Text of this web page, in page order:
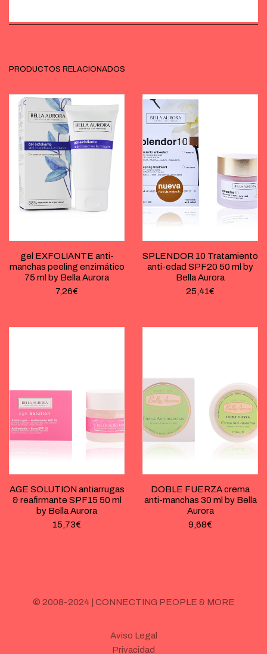
PRODUCTOS RELACIONADOS
gel EXFOLIANTE anti-
manchas peeling enzimático
75 ml by Bella Aurora
7,26€
SPLENDOR 10 Tratamiento
anti-edad SPF20 50 ml by
Bella Aurora
25,41€
AGE SOLUTION antiarrugas
& reafirmante SPF15 50 ml
by Bella Aurora
15,73€
DOBLE FUERZA crema
anti-manchas 30 ml by Bella
Aurora
9,68€
© 2008-2024 | CONNECTING PEOPLE & MORE
Aviso Legal
Privacidad